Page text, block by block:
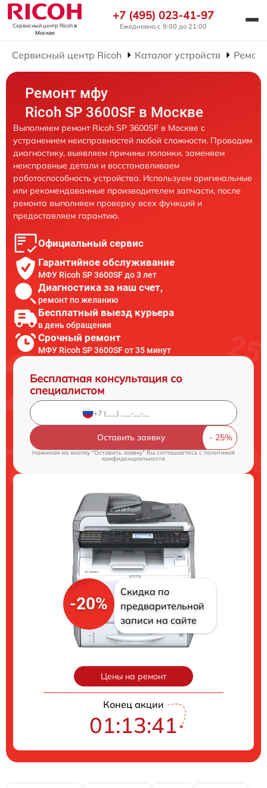
Сервисный центр Ricohв
Москве
+7 (495) 023-41-97
Ежедневно с 9:00 до 21:00
Сервисный центр Ricoh Каталог устройств
Ремонт мфу
Ricoh SP 3600SF в Москве
Выполняем ремонт Ricoh SP 3600SF в Москве с
устранением неисправностей любой сложности. Проводим
диагностику, выявляем причины поломки, заменяем
неисправные детали и восстанавливаем
работоспособность устройства. Используем оригинальные
или рекомендованные производителем запчасти, после
ремонта выполняем проверку всех функций и
предоставляем гарантию.
Официальный сервис
Гарантийное обслуживание
МФУ Ricoh SP 3600SF до 3 лет
Диагностика за наш счет,
ремонт по желанию
Бесплатный выезд курьера
в день обращения
Срочный ремонт
МФУ Ricoh SP 3600SF от 35 минут
Бесплатная консультация со
специалистом
Оставить заявку
Нажимая на кнопку "Оставить заявку" Вы соглашаетесь c политикой
конфиденциальности
-20%
Скидка по
предварительной
записи на сайте
Цены на ремонт
Конец акции
01:13:40